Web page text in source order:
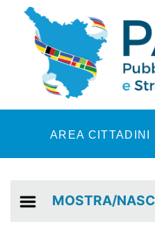
Skip to main content
AREA CITTADINI
MOSTRA/